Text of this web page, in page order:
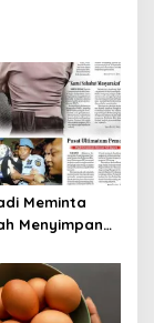
Meminta
Menyimpan